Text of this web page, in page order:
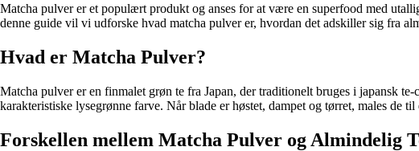
Matcha pulver er et populært produkt og anses for at være en superfood med
denne guide vil vi udforske hvad matcha pulver er, hvordan det adskiller sig fra
Hvad er Matcha Pulver?
Matcha pulver er en finmalet grøn te fra Japan, der traditionelt bruges i japansk
karakteristiske lysegrønne farve. Når blade er høstet, dampet og tørret, males de
Forskellen mellem Matcha Pulver og Almindelig